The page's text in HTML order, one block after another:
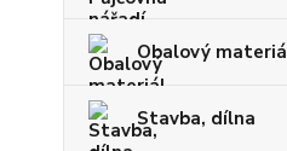
Obalový
Stavba, dílna